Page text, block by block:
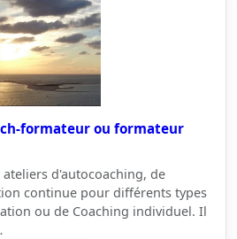
formateur ou formateur
d'autocoaching, de
continue pour différents types
ou de Coaching individuel. Il